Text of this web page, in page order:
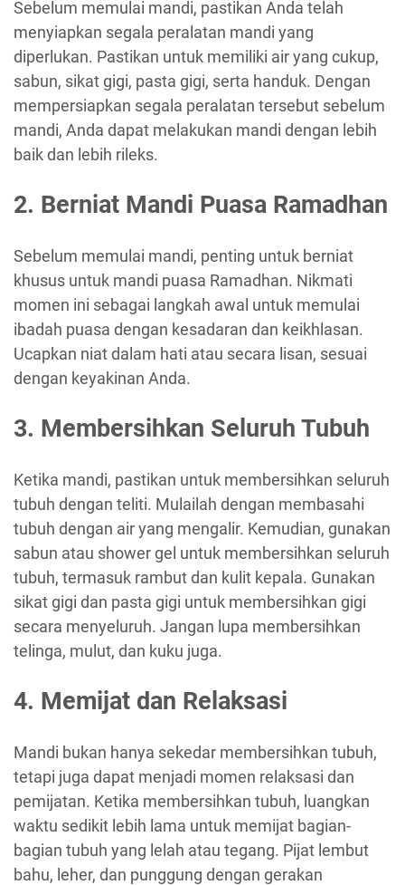
Sebelum memulai mandi, pastikan Anda telah
menyiapkan segala peralatan mandi yang
diperlukan. Pastikan untuk memiliki air yang cukup,
sabun, sikat gigi, pasta gigi, serta handuk. Dengan
mempersiapkan segala peralatan tersebut sebelum
mandi, Anda dapat melakukan mandi dengan lebih
baik dan lebih rileks.
2. Berniat Mandi Puasa Ramadhan
Sebelum memulai mandi, penting untuk berniat
khusus untuk mandi puasa Ramadhan. Nikmati
momen ini sebagai langkah awal untuk memulai
ibadah puasa dengan kesadaran dan keikhlasan.
Ucapkan niat dalam hati atau secara lisan, sesuai
dengan keyakinan Anda.
3. Membersihkan Seluruh Tubuh
Ketika mandi, pastikan untuk membersihkan seluruh
tubuh dengan teliti. Mulailah dengan membasahi
tubuh dengan air yang mengalir. Kemudian, gunakan
sabun atau shower gel untuk membersihkan seluruh
tubuh, termasuk rambut dan kulit kepala. Gunakan
sikat gigi dan pasta gigi untuk membersihkan gigi
secara menyeluruh. Jangan lupa membersihkan
telinga, mulut, dan kuku juga.
4. Memijat dan Relaksasi
Mandi bukan hanya sekedar membersihkan tubuh,
tetapi juga dapat menjadi momen relaksasi dan
pemijatan. Ketika membersihkan tubuh, luangkan
waktu sedikit lebih lama untuk memijat bagian-
bagian tubuh yang lelah atau tegang. Pijat lembut
bahu, leher, dan punggung dengan gerakan